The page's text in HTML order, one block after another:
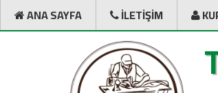
ANA SAYFA İLETİŞİM